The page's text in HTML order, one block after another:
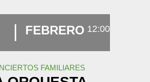
FEBRERO 12:00
FAMILIARES